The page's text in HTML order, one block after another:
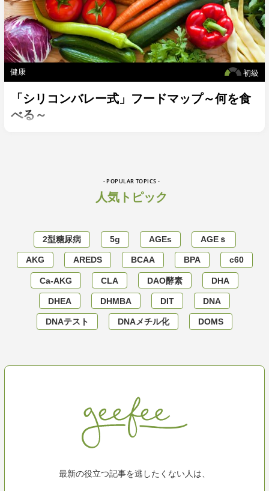
初級
健康
「シリコンバレー式」フードマップ～何を食
べる～
- POPULAR TOPICS -
人気トピック
2型糖尿病 5g AGEs AGEｓ
AKG AREDS BCAA BPA c60
Ca-AKG CLA DAO酵素 DHA
DHEA DHMBA DIT DNA
DNAテスト DNAメチル化 DOMS
最新の役立つ記事を逃したくない人は、